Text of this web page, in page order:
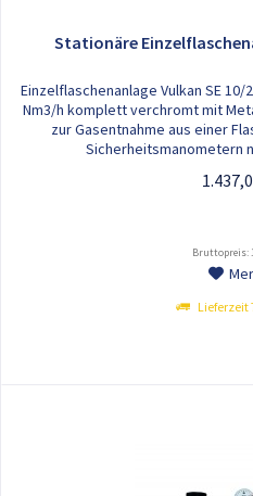
Stationäre
Einzelflaschenanlage Vulkan SE 10/
Nm3/h komplett verchromt mit
zur Gasentnahme aus einer
Sicherheitsmanometern
Bruttopreis:
Lieferzeit